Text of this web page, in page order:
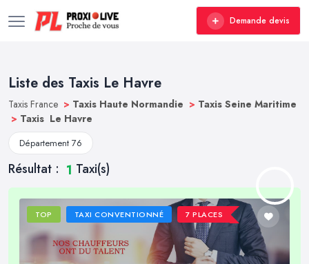
Demande devis
Liste des Taxis Le Havre
Taxis France > Taxis Haute Normandie > Taxis Seine Maritime
> Taxis Le Havre
Département 76
Résultat : 1 Taxi(s)
TOP TAXI CONVENTIONNÉ 7 PLACES